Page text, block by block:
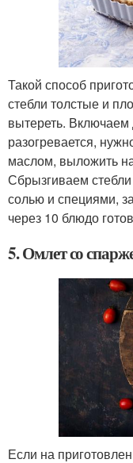
Такой способ
стебли толстые и
вытереть. Включаем
разогревается,
маслом, выложить
Сбрызгиваем
солью и специями,
через 10 блюдо
5. Омлет со
Если на